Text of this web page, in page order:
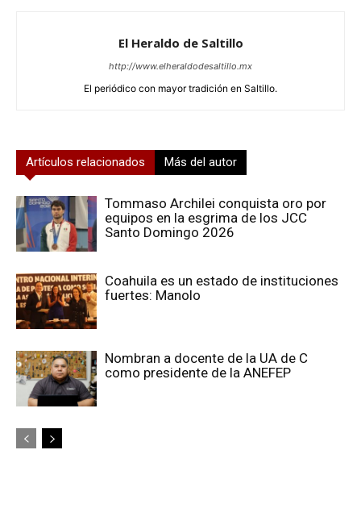
El Heraldo de Saltillo
http://www.elheraldodesaltillo.mx
El periódico con mayor tradición en Saltillo.
Artículos relacionados Más del autor
Tommaso Archilei conquista oro por
equipos en la esgrima de los JCC
Santo Domingo 2026
Coahuila es un estado de instituciones
fuertes: Manolo
Nombran a docente de la UA de C
como presidente de la ANEFEP